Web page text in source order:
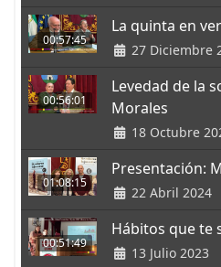
00:57:45
La quinta en
27 Diciembre
00:56:01
Levedad de la
Morales
18 Octubre
01:08:15
Presentación:
22 Abril 2024
00:51:49
Hábitos que te
13 Julio 2023